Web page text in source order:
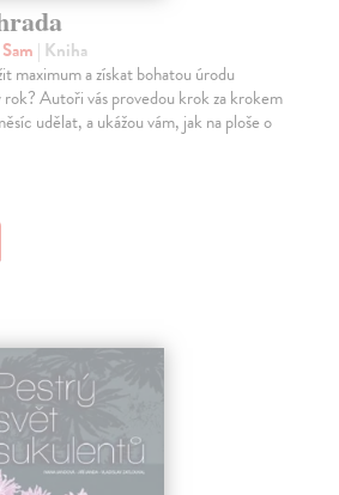
| Kniha
maximum a získat bohatou úrodu
Autoři vás provedou krok za krokem
udělat, a ukážou vám, jak na ploše o